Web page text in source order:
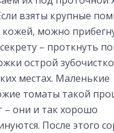
взяты крупные
кожей, можно
– проткнуть
острой
местах. Маленькие
томаты такой
– они и так хорошо
После этого